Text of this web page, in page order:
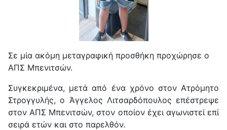
Σε μία ακόμη μεταγραφική προσθήκη προχώρησε ο
ΑΠΣ Μπενιτσών.
Συγκεκριμένα, μετά από ένα χρόνο στον Ατρόμητο
Στρογγυλής, ο Άγγελος Λιτσαρδόπουλος επέστρεψε
στον ΑΠΣ Μπενιτσών, στον οποίον έχει αγωνιστεί επί
σειρά ετών και στο παρελθόν.